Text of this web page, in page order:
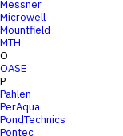
Messner
Microwell
Mountfield
MTH
O
OASE
P
Pahlen
PerAqua
PondTechnics
Pontec